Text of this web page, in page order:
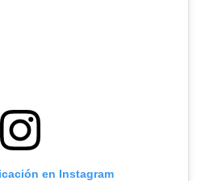
en Instagram